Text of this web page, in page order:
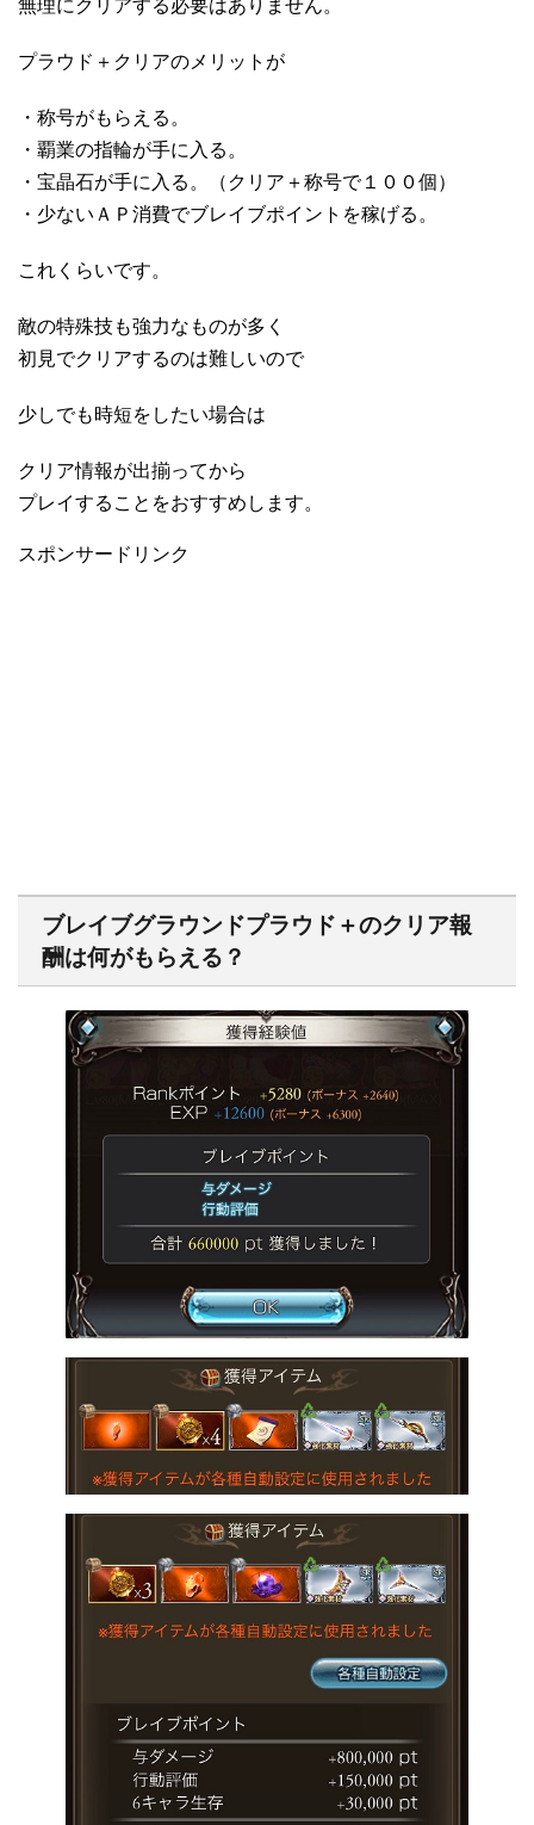
無理にクリアする必要はありません。
プラウド＋クリアのメリットが
・称号がもらえる。
・覇業の指輪が手に入る。
・宝晶石が手に入る。（クリア＋称号で１００個）
・少ないＡＰ消費でブレイブポイントを稼げる。
これくらいです。
敵の特殊技も強力なものが多く
初見でクリアするのは難しいので
少しでも時短をしたい場合は
クリア情報が出揃ってから
プレイすることをおすすめします。
スポンサードリンク
ブレイブグラウンドプラウド＋のクリア報
酬は何がもらえる？